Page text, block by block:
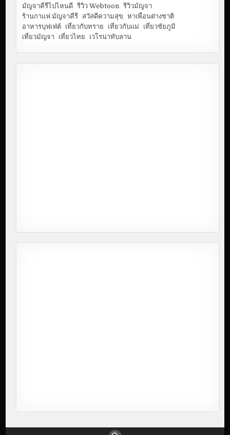
มัญจาคีรีไปไหนดี รีวิว Webtoon
รีวิวมัญจา
ร้านกาแฟ มัญจาคีรี สวัสดีความสุข
หาเพื่อนต่างชาติ
อาหารบุฟเฟ่ต์ เที่ยวกับทราย เที่ยวกับแม่
เที่ยวชัยภูมิ
เที่ยวมัญจา
เที่ยวไทย เวโรน่าทับลาน